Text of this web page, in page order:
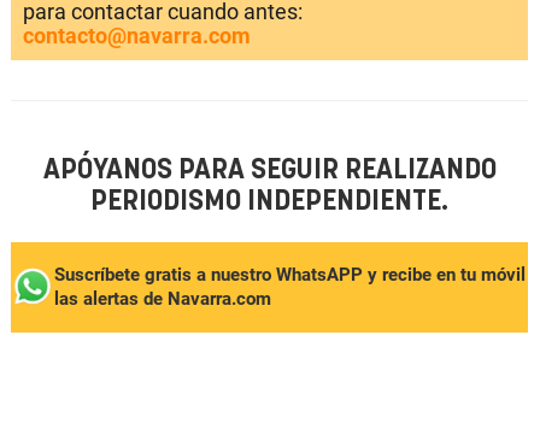
para contactar cuando antes:
contacto@navarra.com
APÓYANOS PARA SEGUIR REALIZANDO
PERIODISMO INDEPENDIENTE.
Suscríbete gratis a nuestro WhatsAPP y recibe en tu móvil
las alertas de Navarra.com